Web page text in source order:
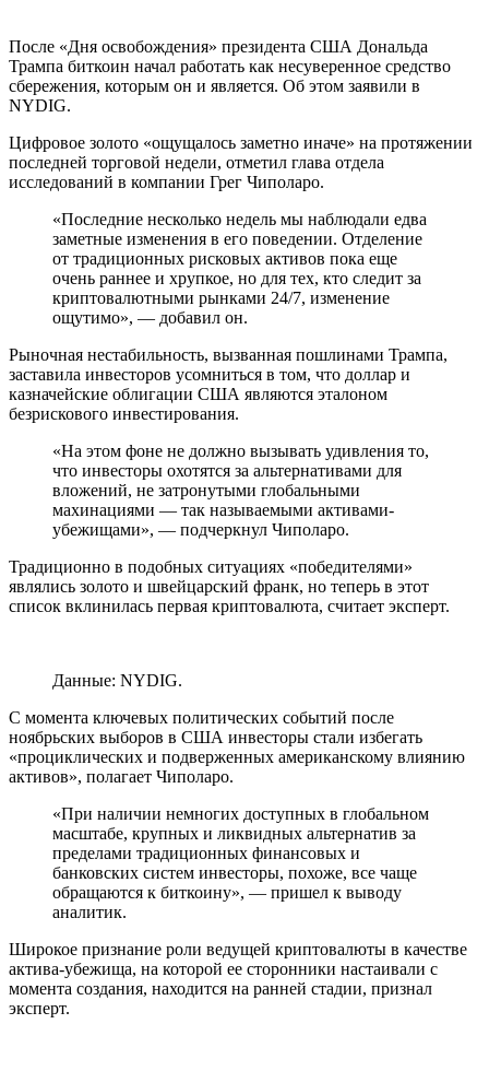
После «Дня освобождения» президента США Дональда
Трампа биткоин начал работать как несуверенное средство
сбережения, которым он и является. Об этом заявили в
NYDIG.
Цифровое золото «ощущалось заметно иначе» на протяжении
последней торговой недели, отметил глава отдела
исследований в компании Грег Чиполаро.
«Последние несколько недель мы наблюдали едва
заметные изменения в его поведении. Отделение
от традиционных рисковых активов пока еще
очень раннее и хрупкое, но для тех, кто следит за
криптовалютными рынками 24/7, изменение
ощутимо», — добавил он.
Рыночная нестабильность, вызванная пошлинами Трампа,
заставила инвесторов усомниться в том, что доллар и
казначейские облигации США являются эталоном
безрискового инвестирования.
«На этом фоне не должно вызывать удивления то,
что инвесторы охотятся за альтернативами для
вложений, не затронутыми глобальными
махинациями — так называемыми активами-
убежищами», — подчеркнул Чиполаро.
Традиционно в подобных ситуациях «победителями»
являлись золото и швейцарский франк, но теперь в этот
список вклинилась первая криптовалюта, считает эксперт.
Данные: NYDIG.
С момента ключевых политических событий после
ноябрьских выборов в США инвесторы стали избегать
«проциклических и подверженных американскому влиянию
активов», полагает Чиполаро.
«При наличии немногих доступных в глобальном
масштабе, крупных и ликвидных альтернатив за
пределами традиционных финансовых и
банковских систем инвесторы, похоже, все чаще
обращаются к биткоину», — пришел к выводу
аналитик.
Широкое признание роли ведущей криптовалюты в качестве
актива-убежища, на которой ее сторонники настаивали с
момента создания, находится на ранней стадии, признал
эксперт.